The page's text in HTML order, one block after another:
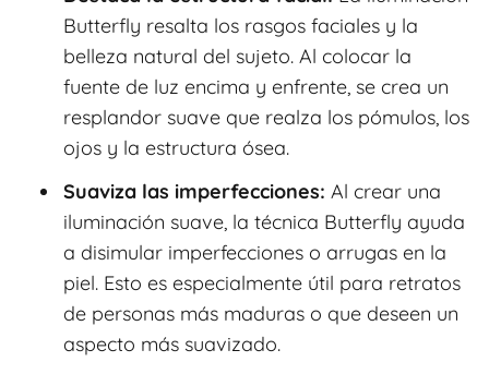
Butterfly resalta los rasgos faciales y la
belleza natural del sujeto. Al colocar la
fuente de luz encima y enfrente, se crea un
resplandor suave que realza los pómulos, los
ojos y la estructura ósea.
Suaviza las imperfecciones: Al crear una
iluminación suave, la técnica Butterfly ayuda
a disimular imperfecciones o arrugas en la
piel. Esto es especialmente útil para retratos
de personas más maduras o que deseen un
aspecto más suavizado.